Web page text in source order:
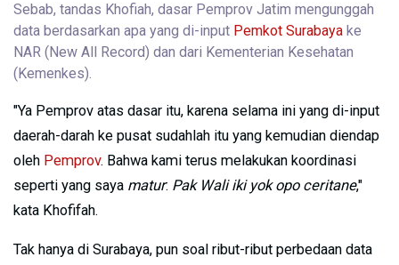
Sebab, tandas Khofiah, dasar Pemprov Jatim mengunggah
data berdasarkan apa yang di-input Pemkot Surabaya ke
NAR (New All Record) dan dari Kementerian Kesehatan
(Kemenkes).
"Ya Pemprov atas dasar itu, karena selama ini yang di-input
daerah-darah ke pusat sudahlah itu yang kemudian diendap
oleh Pemprov. Bahwa kami terus melakukan koordinasi
seperti yang saya matur: Pak Wali iki yok opo ceritane,"
kata Khofifah.
Tak hanya di Surabaya, pun soal ribut-ribut perbedaan data